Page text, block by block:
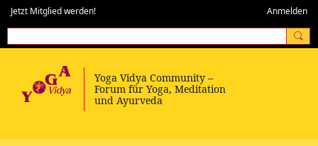
Jetzt Mitglied werden! Anmelden